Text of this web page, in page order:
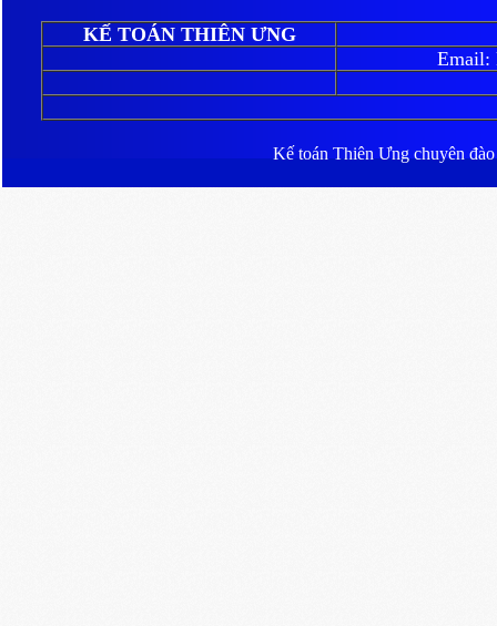
KẾ TOÁN THIÊN ƯNG
Email:
Kế toán Thiên Ưng chuyên